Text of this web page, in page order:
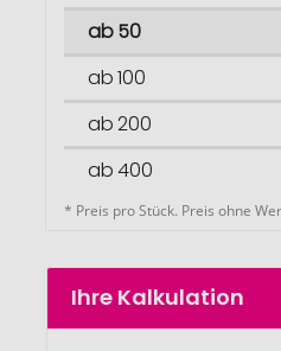
ab 50
ab 100
ab 200
ab 400
* Preis pro Stück. Preis ohne
Ihre Kalkulation